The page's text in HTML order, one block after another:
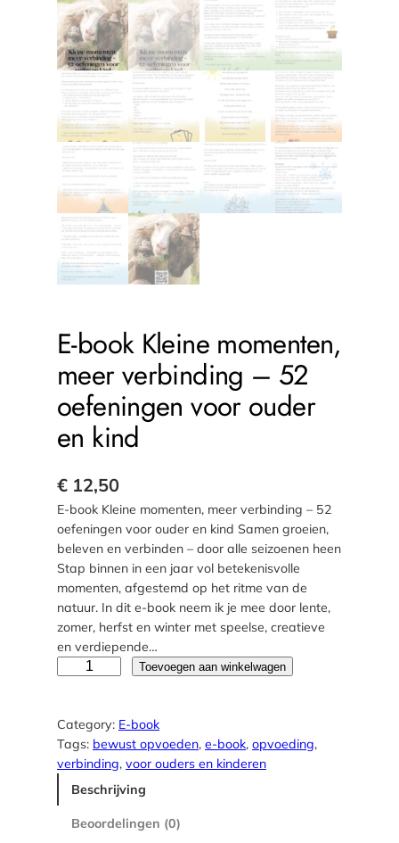
E-book Kleine momenten,
meer verbinding – 52
oefeningen voor ouder
en kind
€ 12,50
E-book Kleine momenten, meer verbinding – 52
oefeningen voor ouder en kind Samen groeien,
beleven en verbinden – door alle seizoenen heen
Stap binnen in een jaar vol betekenisvolle
momenten, afgestemd op het ritme van de
natuur. In dit e-book neem ik je mee door lente,
zomer, herfst en winter met speelse, creatieve
en verdiepende…
o
o
k
l
Toevoegen aan winkelwagen
Category: E-book
Tags: bewust opvoeden, e-book, opvoeding
verbinding, voor ouders en kinderen
Beschrijving
Beoordelingen (0)